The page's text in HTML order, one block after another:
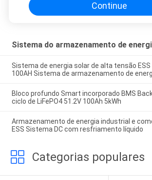
Continue
Sistema do armazenamento de
Sistema de energia solar de alta tensão ESS
100AH Sistema de armazenamento de
Bloco profundo Smart incorporado BMS
ciclo de LiFePO4 51.2V 100Ah 5kWh
Armazenamento de energia industrial e
ESS Sistema DC com resfriamento líquido
Categorias populares